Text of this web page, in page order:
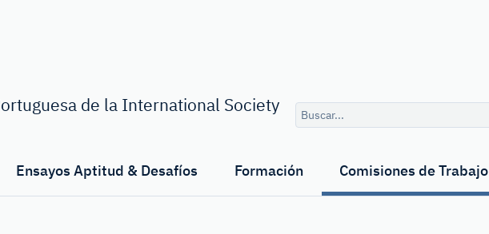
de la International Society
Consulta
de
Ensayos Aptitud & Desafíos Formación Comisiones de Trabajo